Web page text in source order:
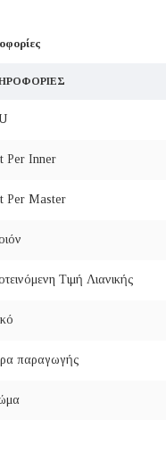
Per Inner
Per Master
Τιμή Λιανικής
παραγωγής